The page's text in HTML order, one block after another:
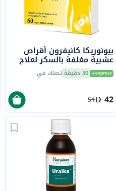
بيونوريكا كانيفرون أقراص
عشبية مغلفة بالسكر لعلاج
التهاب المسالك البولية، حزمة
من 60 قرص 30 دقيقة تصلك في
42
51